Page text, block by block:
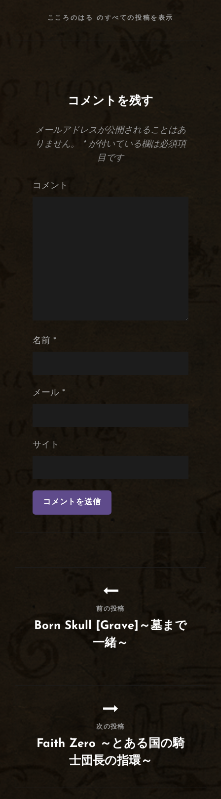
こころのはる のすべての投稿を表示
コメントを残す
メールアドレスが公開されることはあ
りません。
*が付いている欄は必須項
目です
コメント
名前 *
メール *
サイト
前の投稿
Born Skull [Grave]～墓まで
一緒～
の
次の投稿
Faith Zero ～とある国の騎
士団長の指環～